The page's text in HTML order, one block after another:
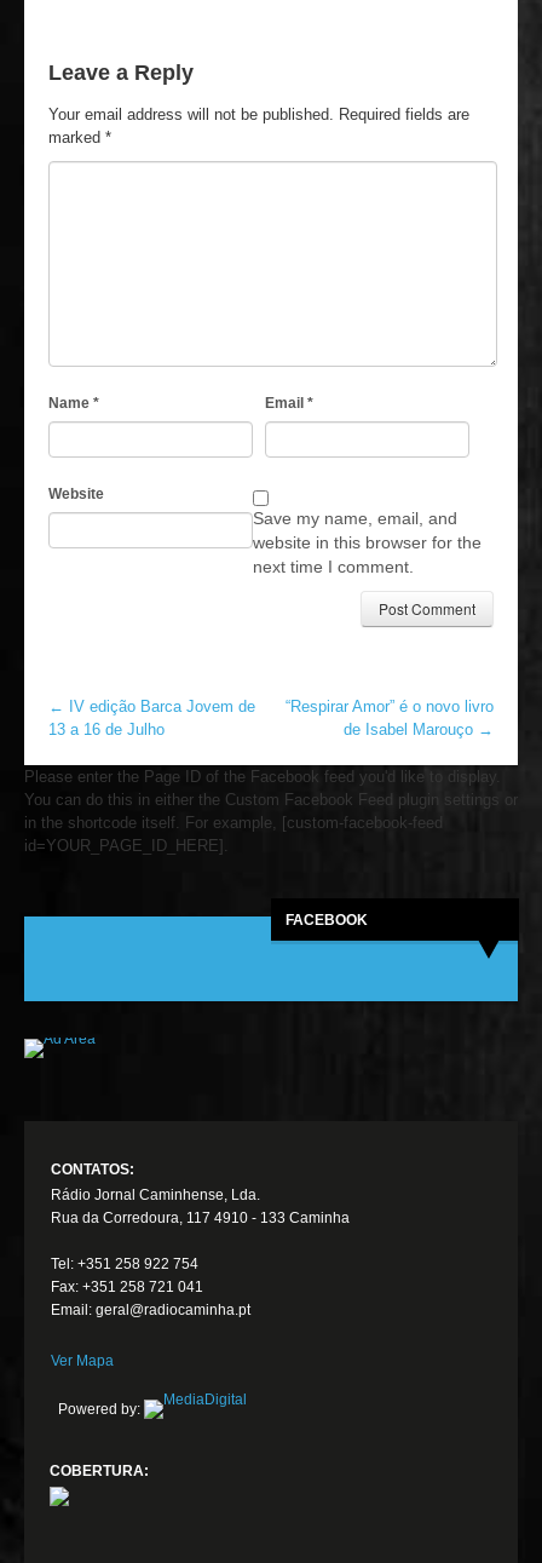
Leave a Reply
Your email address will not be published. Required fields are
marked *
Name * Email *
Website
Save my name, email, and
website in this browser for the
next time I comment.
← IV edição Barca Jovem de
13 a 16 de Julho
“Respirar Amor” é o novo livro
de Isabel Marouço →
Please enter the Page ID of the Facebook feed you'd like to display.
You can do this in either the Custom Facebook Feed plugin settings or
in the shortcode itself. For example, [custom-facebook-feed
id=YOUR_PAGE_ID_HERE].
FACEBOOK
CONTATOS:
Rádio Jornal Caminhense, Lda.
Rua da Corredoura, 117 4910 - 133 Caminha
Tel: +351 258 922 754
Fax: +351 258 721 041
Email: geral@radiocaminha.pt
Ver Mapa
Powered by:
COBERTURA: